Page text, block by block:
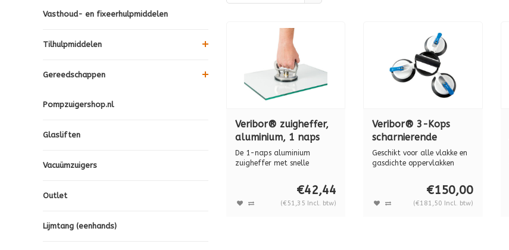
Vasthoud- en fixeerhulpmiddelen
Tilhulpmiddelen
Gereedschappen
Pompzuigershop.nl
Glasliften
Vacuümzuigers
Outlet
Lijmtang (eenhands)
Veribor® zuigheffer,
aluminium, 1 naps
voor
eenhandsbediening,
De 1-naps aluminium
zuigheffer met snelle
€42,44
(€51,35 Incl. btw)
Veribor® 3-Kops
scharnierende
zuigheffer van
kunststof, BO 603.2G
Geschikt voor alle vlakke en
gasdichte oppervlakken
€150,00
(€181,50 Incl. btw)